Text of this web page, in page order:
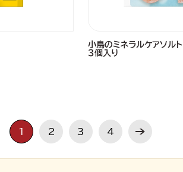
小鳥のミネラルケアソルト
３個入り
1 2 3 4